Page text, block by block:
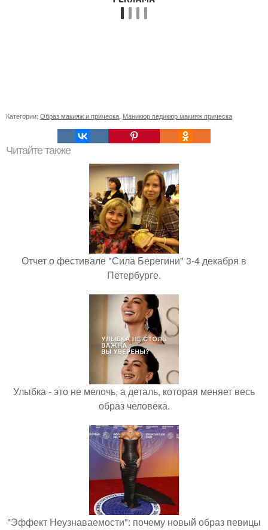
Категории: Образ макияж и прическа Маникюр педикюр макияж прическа
Читайте также
Отчет о фестивале "Сила Берегини" 3-4 декабря в
Петербурге.
Улыбка - это не мелочь, а деталь, которая меняет весь
образ человека.
"Эффект Неузнаваемости": почему новый образ певицы